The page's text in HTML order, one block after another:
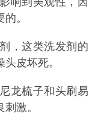
。
，这类洗发剂的
皮坏死。
龙梳子和头刷易
激。